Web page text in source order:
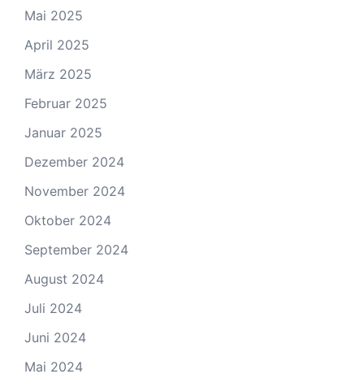
Mai 2025
April 2025
März 2025
Februar 2025
Januar 2025
Dezember 2024
November 2024
Oktober 2024
September 2024
August 2024
Juli 2024
Juni 2024
Mai 2024